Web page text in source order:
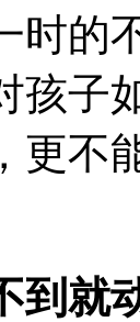
时的
孩子
更
到就